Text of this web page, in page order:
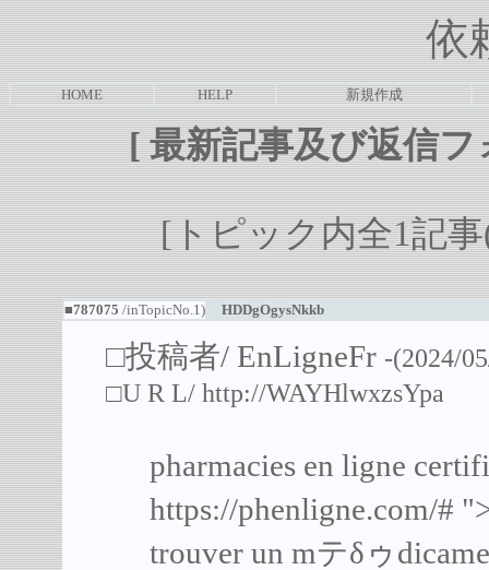
依
HOME HELP 新規作成
[最新記事及び返信
[トピック内全1記
■787075 /inTopicNo.1) HDDgOgysNkkb
□投稿者/ EnLigneFr -(2024/
□U R L/ http://WAYHlwxzsYpa
pharmacies en ligne
https://phenligne.com/#
trouver un mテδゥ